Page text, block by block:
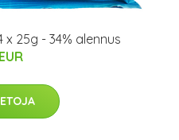
25g - 34% alennus